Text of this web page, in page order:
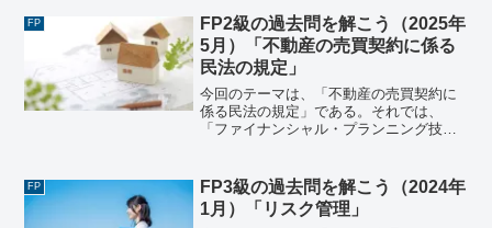
FP
FP2級の過去問を解こう（2025年
5月）「不動産の売買契約に係る
民法の規定」
今回のテーマは、「不動産の売買契約に
係る民法の規定」である。それでは、
「ファイナンシャル・プランニング技能
してみよう。問題 ４３不動産の売買契約
に係る民法の規定...
FP
FP3級の過去問を解こう（2024年
1月）「リスク管理」